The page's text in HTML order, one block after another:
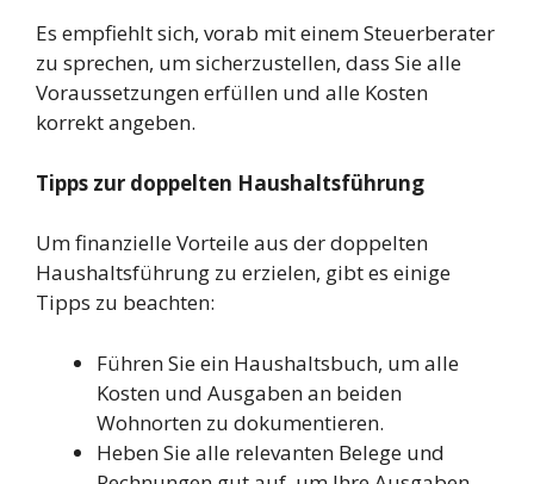
Es empfiehlt sich, vorab mit einem Steuerberater
zu sprechen, um sicherzustellen, dass Sie alle
Voraussetzungen erfüllen und alle Kosten
korrekt angeben.
Tipps zur doppelten Haushaltsführung
Um finanzielle Vorteile aus der doppelten
Haushaltsführung zu erzielen, gibt es einige
Tipps zu beachten:
Führen Sie ein Haushaltsbuch, um alle
Kosten und Ausgaben an beiden
Wohnorten zu dokumentieren.
Heben Sie alle relevanten Belege und